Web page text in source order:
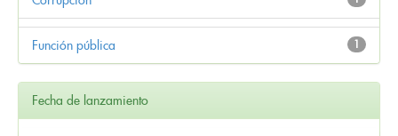
1
Función pública
Fecha de lanzamiento